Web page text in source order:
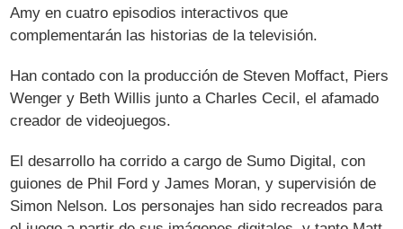
Amy en cuatro episodios interactivos que
complementarán las historias de la televisión.
Han contado con la producción de Steven Moffact, Piers
Wenger y Beth Willis junto a Charles Cecil, el afamado
creador de videojuegos.
El desarrollo ha corrido a cargo de Sumo Digital, con
guiones de Phil Ford y James Moran, y supervisión de
Simon Nelson. Los personajes han sido recreados para